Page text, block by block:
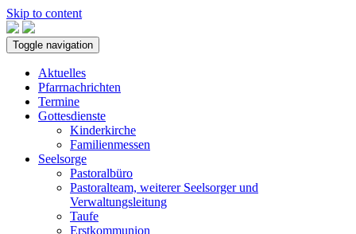
Skip to content
Toggle navigation
Aktuelles
Pfarrnachrichten
Termine
Gottesdienste
Kinderkirche
Familienmessen
Seelsorge
Pastoralbüro
Pastoralteam, weiterer Seelsorger und
Verwaltungsleitung
Taufe
Erstkommunion